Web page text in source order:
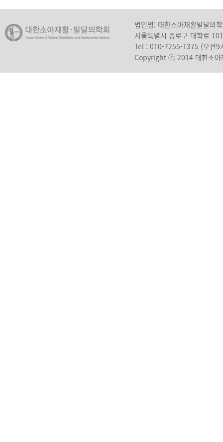
법인명: 대한소아재활발달의
서울특별시 종로구 대학로
Tel : 010-7255-1375 (오전9
Copyright ⓒ 2014 대한소아